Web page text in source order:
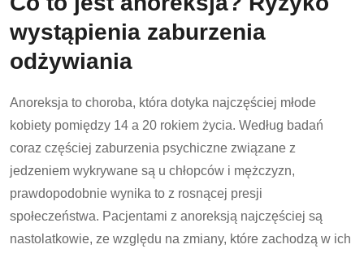
wystąpienia zaburzenia
odżywiania
Anoreksja to choroba, która dotyka najczęściej młode
kobiety pomiędzy 14 a 20 rokiem życia. Według badań
coraz częściej zaburzenia psychiczne związane z
jedzeniem wykrywane są u chłopców i mężczyzn,
prawdopodobnie wynika to z rosnącej presji
społeczeństwa. Pacjentami z anoreksją najczęściej są
nastolatkowie, ze względu na zmiany, które zachodzą w ich